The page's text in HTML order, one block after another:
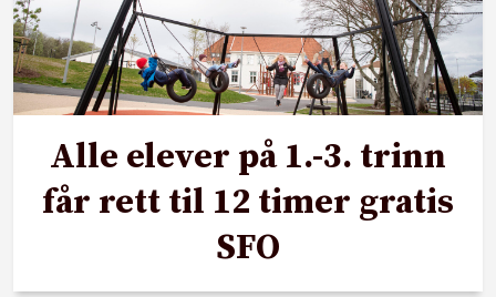
Alle elever på 1.-3. trinn
får rett til 12 timer gratis
SFO